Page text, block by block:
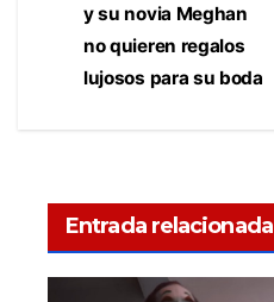
y su novia Meghan
no quieren regalos
lujosos para su boda
Entrada relacionada